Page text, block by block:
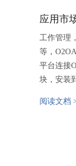
应用市
工作管理
等，
平台连接
块，安装
阅读文档